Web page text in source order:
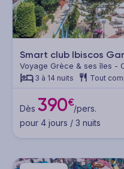
Smart club Ibiscos
Voyage Grèce & ses îles -
3 à 14 nuits Tout
Dès 390€/pers.
pour 4 jours / 3 nuits